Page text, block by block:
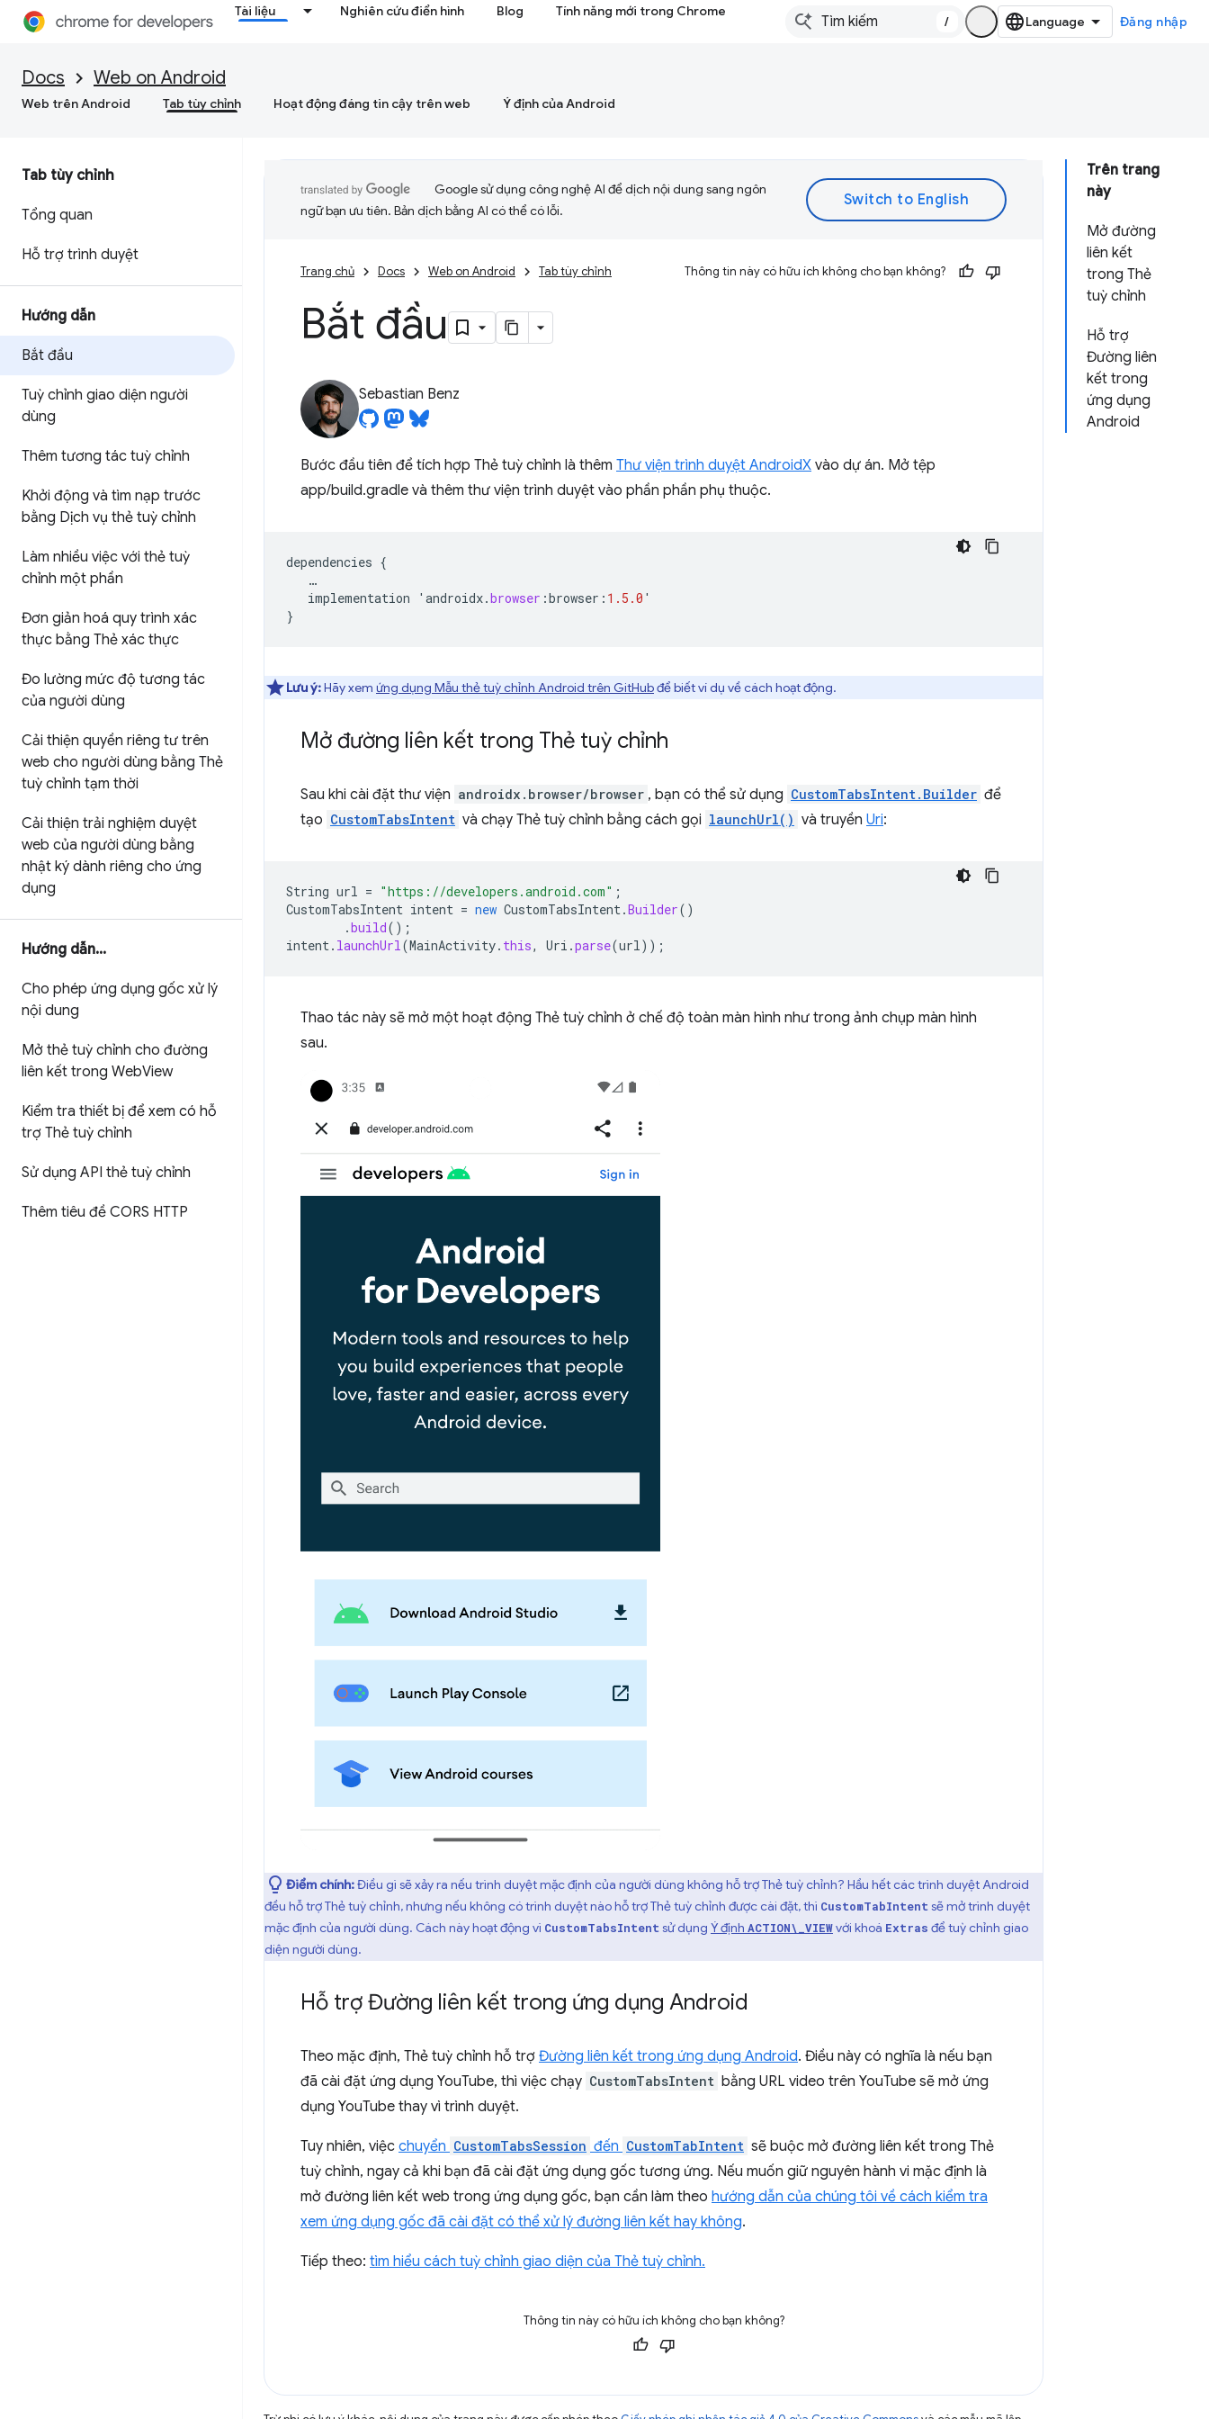
Tài liệu Nghiên cứu điển hình Blog Tính năng mới trong Chrome
/ Đăng nhập
Docs Web on Android
Web trên Android Tab tùy chỉnh Hoạt động đáng tin cậy trên web Ý định của Android
Tab tùy chỉnh
Tổng quan
Hỗ trợ trình duyệt
Hướng dẫn
Bắt đầu
Tuỳ chỉnh giao diện người
dùng
Thêm tương tác tuỳ chỉnh
Khởi động và tìm nạp trước
bằng Dịch vụ thẻ tuỳ chỉnh
Làm nhiều việc với thẻ tuỳ
chỉnh một phần
Đơn giản hoá quy trình xác
thực bằng Thẻ xác thực
Đo lường mức độ tương tác
của người dùng
Cải thiện quyền riêng tư trên
web cho người dùng bằng Thẻ
tuỳ chỉnh tạm thời
Cải thiện trải nghiệm duyệt
web của người dùng bằng
nhật ký dành riêng cho ứng
dụng
Hướng dẫn...
Cho phép ứng dụng gốc xử lý
nội dung
Mở thẻ tuỳ chỉnh cho đường
liên kết trong WebView
Kiểm tra thiết bị để xem có hỗ
trợ Thẻ tuỳ chỉnh
Sử dụng API thẻ tuỳ chỉnh
Thêm tiêu đề CORS HTTP
Trên trang
này
Mở đường
liên kết
trong Thẻ
tuỳ chỉnh
Hỗ trợ
Đường liên
kết trong
ứng dụng
Android
Google sử dụng công nghệ AI để dịch nội dung sang ngôn
ngữ bạn ưu tiên. Bản dịch bằng AI có thể có lỗi.
Trang chủ Docs Web on Android Tab tùy chỉnh Thông tin này có hữu ích không cho bạn không?
Bắt đầu
Sebastian Benz
Bước đầu tiên để tích hợp Thẻ tuỳ chỉnh là thêm Thư viện trình duyệt AndroidX vào dự án. Mở tệp
app/build.gradle và thêm thư viện trình duyệt vào phần phần phụ thuộc.
dependencies {
…
implementation
' androidx.browser :browser : 1.5.0 '
}
Lưu ý:Hãy xem ứng dụng Mẫu thẻ tuỳ chỉnh Android trên GitHubđể biết ví dụ về cách hoạt động.
Mở đường liên kết trong Thẻ tuỳ chỉnh
Sau khi cài đặt thư viện androidx.browser/browser , bạn có thể sử dụng CustomTabsIntent.Builder để
tạo CustomTabsIntent và chạy Thẻ tuỳ chỉnh bằng cách gọi launchUrl() và truyền Uri:
String url = "https://developers.android.com" ;
CustomTabsIntent intent = new CustomTabsIntent.Builder()
.build();
intent. launchUrl(MainActivity. this, Uri .parse(url));
Thao tác này sẽ mở một hoạt động Thẻ tuỳ chỉnh ở chế độ toàn màn hình như trong ảnh chụp màn hình
sau.
Điểm chính:Điều gì sẽ xảy ra nếu trình duyệt mặc định của người dùng không hỗ trợ Thẻ tuỳ chỉnh? Hầu hết các trình duyệt Android
đều hỗ trợ Thẻ tuỳ chỉnh, nhưng nếu không có trình duyệt nào hỗ trợ Thẻ tuỳ chỉnh được cài đặt, thì CustomTabIntent sẽ mở trình duyệt
mặc định của người dùng. Cách này hoạt động vì CustomTabsIntent sử dụng Ý định ACTION\_VIEWvới khoá Extras để tuỳ chỉnh giao
diện người dùng.
Hỗ trợ Đường liên kết trong ứng dụng Android
Theo mặc định, Thẻ tuỳ chỉnh hỗ trợ Đường liên kết trong ứng dụng Android. Điều này có nghĩa là nếu bạn
đã cài đặt ứng dụng YouTube, thì việc chạy CustomTabsIntent bằng URL video trên YouTube sẽ mở ứng
dụng YouTube thay vì trình duyệt.
Tuy nhiên, việc chuyển CustomTabsSession đến CustomTabIntent sẽ buộc mở đường liên kết trong Thẻ
tuỳ chỉnh, ngay cả khi bạn đã cài đặt ứng dụng gốc tương ứng. Nếu muốn giữ nguyên hành vi mặc định là
mở đường liên kết web trong ứng dụng gốc, bạn cần làm theo hướng dẫn của chúng tôi về cách kiểm tra
xem ứng dụng gốc đã cài đặt có thể xử lý đường liên kết hay không.
Tiếp theo: tìm hiểu cách tuỳ chỉnh giao diện của Thẻ tuỳ chỉnh.
Thông tin này có hữu ích không cho bạn không?